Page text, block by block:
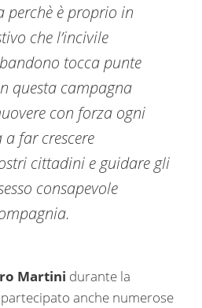
perchè è proprio in
che l’incivile
tocca punte
questa campagna
con forza ogni
a far crescere
cittadini e guidare gli
consapevole
Martini durante la
anche numerose